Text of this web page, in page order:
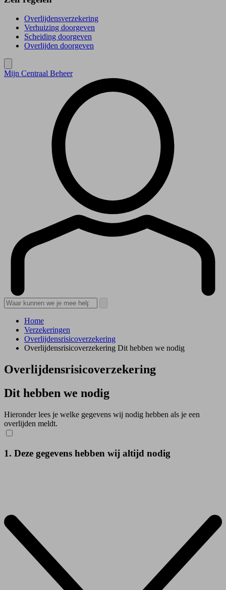
Overlijdensverzekering
Verhuizing doorgeven
Scheiding doorgeven
Overlijden doorgeven
Mijn Centraal Beheer
Home
Verzekeringen
Overlijdensrisicoverzekering
Overlijdensrisicoverzekering Dit hebben we nodig
Overlijdens­risico­verzekering
Dit hebben we nodig
Hieronder lees je welke gegevens wij nodig hebben als je een
overlijden meldt.
1. Deze gegevens hebben wij altijd nodig